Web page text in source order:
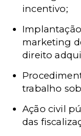
incentivo;
marketing
direito
trabalho
Ação civil
das